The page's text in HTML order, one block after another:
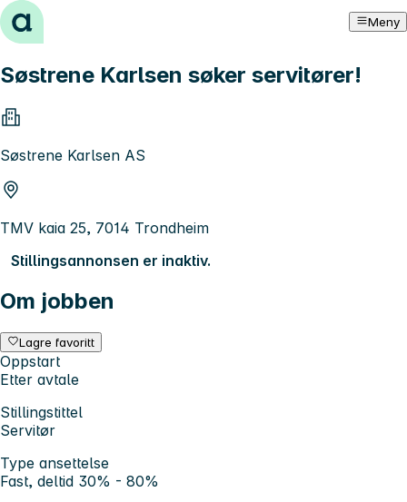
Hopp til innhold Meny
Søstrene Karlsen søker servitører!
Søstrene Karlsen AS
TMV kaia 25, 7014 Trondheim
Stillingsannonsen er inaktiv.
Om jobben
Lagre favoritt
Oppstart
Etter avtale
Stillingstittel
Servitør
Type ansettelse
Fast, deltid 30% - 80%